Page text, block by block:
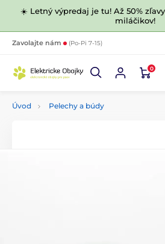
☀️ Letný výpredaj je tu! Až 50%
miláčikov!
Zavolajte nám (Po-Pi 7-15)
0
Úvod Pelechy a búdy